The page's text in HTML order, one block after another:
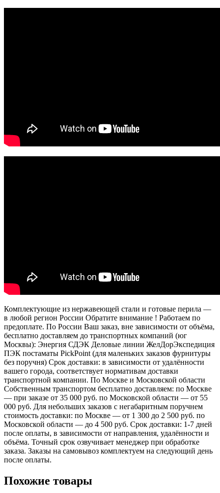
Комплектующие из нержавеющей стали и готовые перила —
в любой регион России Обратите внимание ! Работаем по
предоплате. По России Ваш заказ, вне зависимости от объёма,
бесплатно доставляем до транспортных компаний (юг
Москвы): Энергия СДЭК Деловые линии ЖелДорЭкспедиция
ПЭК постаматы PickPoint (для маленьких заказов фурнитуры
без поручня) Срок доставки: в зависимости от удалённости
вашего города, соответствует нормативам доставки
транспортной компании. По Москве и Московской области
Собственным транспортом бесплатно доставляем: по Москве
— при заказе от 35 000 руб. по Московской области — от 55
000 руб. Для небольших заказов с негабаритным поручнем
стоимость доставки: по Москве — от 1 300 до 2 500 руб. по
Московской области — до 4 500 руб. Срок доставки: 1-7 дней
после оплаты, в зависимости от направления, удалённости и
объёма. Точный срок озвучивает менеджер при обработке
заказа. Заказы на самовывоз комплектуем на следующий день
после оплаты.
Похожие товары